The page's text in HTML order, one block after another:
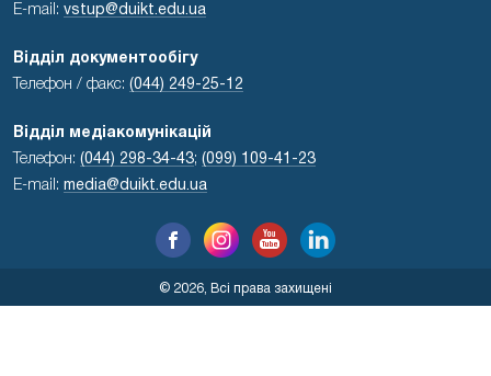
E-mail: vstup@duikt.edu.ua
Відділ документообігу
Телефон / факс: (044) 249-25-12
Відділ медіакомунікацій
Телефон: (044) 298-34-43; (099) 109-41-23
E-mail: media@duikt.edu.ua
© 2026, Всі права захищені